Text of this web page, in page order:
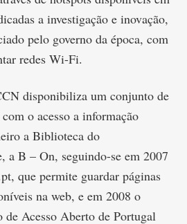
a investigação e inovação,
pelo governo da época, com
redes Wi-Fi.
disponibiliza um conjunto de
o acesso a informação
a Biblioteca do
a B – On, seguindo-se em 2007
que permite guardar páginas
na web, e em 2008 o
Acesso Aberto de Portugal